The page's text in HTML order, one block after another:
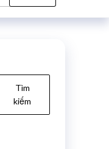
Tìm
kiếm